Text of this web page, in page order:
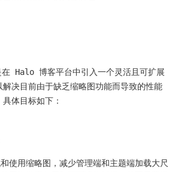
Halo 博客平台中引入一个灵活且可扩展
决目前由于缺乏缩略图功能而导致的性能
体目标如下：
使用缩略图，减少管理端和主题端加载大尺